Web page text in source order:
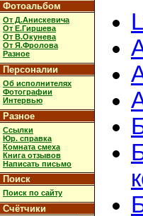
Фотоальбом
От Д.Анискевича
От Е.Гиршева
От В.Окунева
От Я.Фролова
Разное
Персоналии
Об исполнителях
Фотографии
Интервью
Разное
Ссылки
Юр. справка
Комната смеха
Книга отзывов
Написать письмо
Поиск
Поиск по сайту
Счётчики